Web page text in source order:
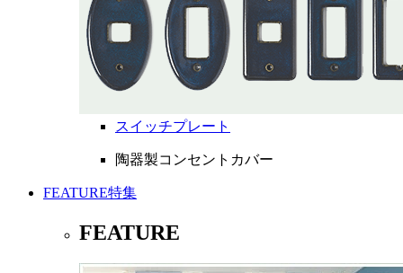
スイッチプレート
陶器製コンセントカバー
FEATURE特集
FEATURE